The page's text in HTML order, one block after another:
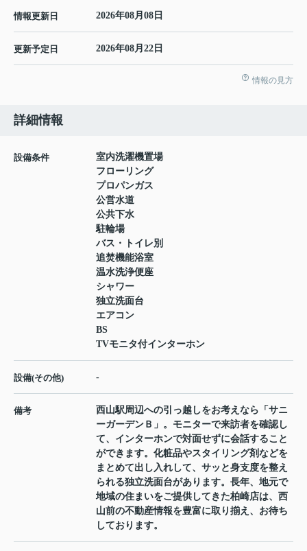
情報更新日 2026年08月08日
更新予定日 2026年08月22日
情報の見方
詳細情報
設備条件
室内洗濯機置場
フローリング
プロパンガス
公営水道
公共下水
駐輪場
バス・トイレ別
追焚機能浴室
温水洗浄便座
シャワー
独立洗面台
エアコン
BS
TVモニタ付インターホン
設備(その他) -
備考
西山駅周辺への引っ越しをお考えなら「サニ
ーガーデンＢ」。モニターで来訪者を確認し
て、インターホンで対面せずに会話すること
ができます。化粧品やスタイリング剤などを
まとめて出し入れして、サッと身支度を整え
られる独立洗面台があります。長年、地元で
地域の住まいをご提供してきた柏崎店は、西
山前の不動産情報を豊富に取り揃え、お待ち
しております。